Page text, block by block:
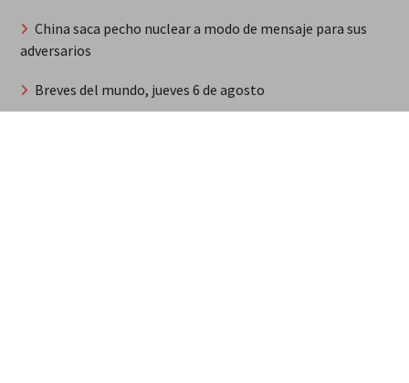
China saca pecho nuclear a modo de mensaje para sus
adversarios
Breves del mundo, jueves 6 de agosto